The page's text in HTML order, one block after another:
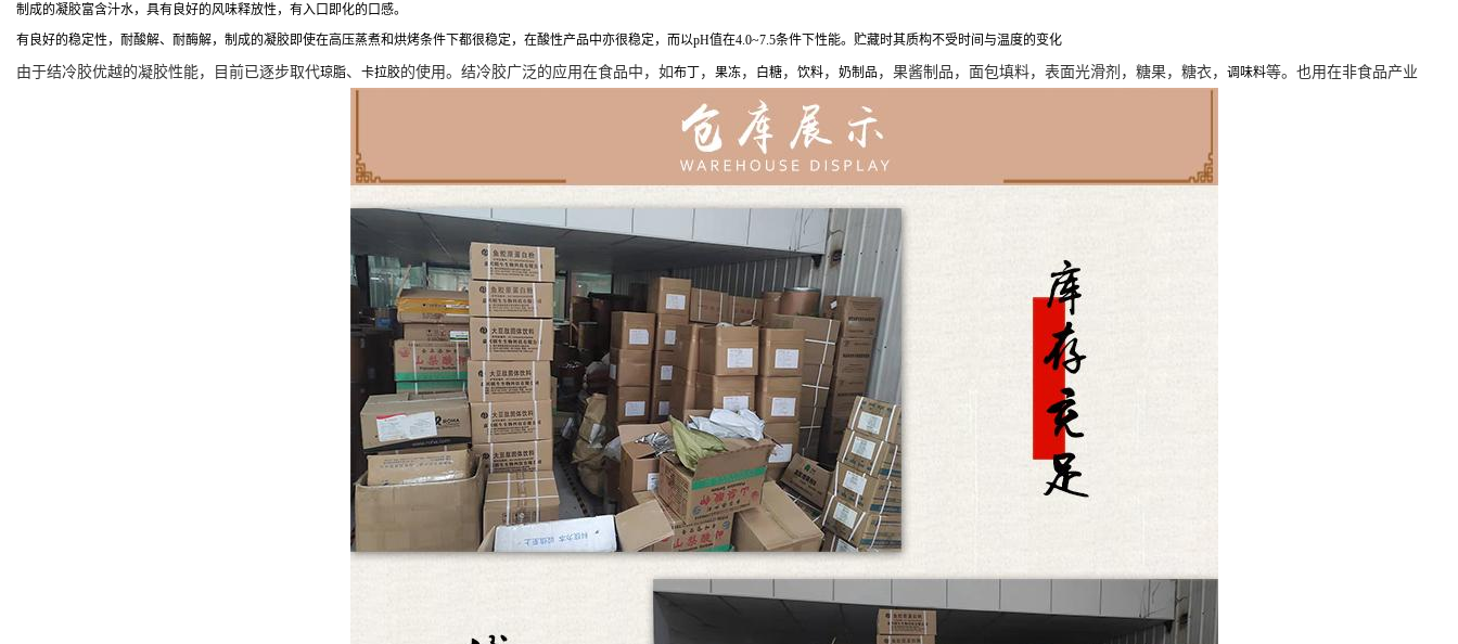
制成的凝胶富含汁水，具有良好的风味释放性，有入口即化的口感。
有良好的稳定性，耐酸解、耐酶解，制成的凝胶即使在高压蒸煮和烘烤条件下都很稳定，在酸性产品中亦很稳定，而以pH值在4.0~7.5条件下性能。贮藏时其质构不受时间与温度的变化
由于结冷胶优越的凝胶性能，目前已逐步取代琼脂、 卡拉胶的使用。结冷胶广泛的应用在食品中，如布丁 ， 果冻， 白糖， 饮料， 奶制品 ，果酱制品，面包填料，表面光滑剂，糖果，糖衣， 调味料等。也用在非食品产业